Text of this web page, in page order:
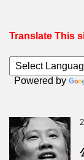
Translate This
Powered by